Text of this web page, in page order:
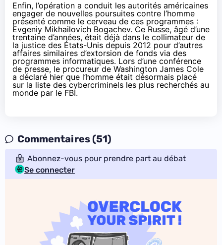
Enfin, l’opération a conduit les autorités américaines
engager de nouvelles poursuites contre l’homme
présenté comme le cerveau de ces programmes :
Evgeniy Mikhailovich Bogachev. Ce Russe, âgé d’une
trentaine d’années, était déjà dans le collimateur de
la justice des États-Unis depuis 2012 pour d’autres
affaires similaires d’extorsion de fonds via des
programmes informatiques. Lors d’une conférence
de presse, le procureur de Washington James Cole
a déclaré hier que l’homme était désormais placé
sur la liste des cybercriminels les plus recherchés au
monde par le FBI.
Commentaires (51)
Abonnez-vous pour prendre part au débat
Se connecter